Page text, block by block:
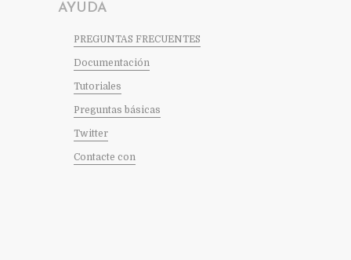
AYUDA
PREGUNTAS FRECUENTES
Documentación
Tutoriales
Preguntas básicas
Twitter
Contacte con